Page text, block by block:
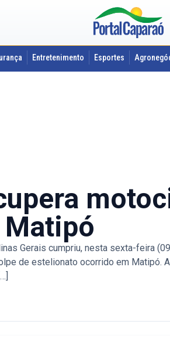
Entretenimento Esportes
Gerais cumpriu, nesta sexta-feira
de estelionato ocorrido em